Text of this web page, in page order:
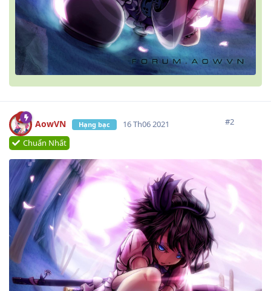
AowVN Hạng bạc 16 Th06 2021 #2
Chuẩn Nhất